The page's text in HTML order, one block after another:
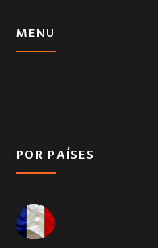
MENU
POR PAÍSES